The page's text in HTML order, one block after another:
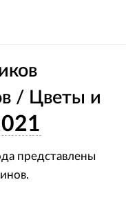
/ Цветы и
представлены